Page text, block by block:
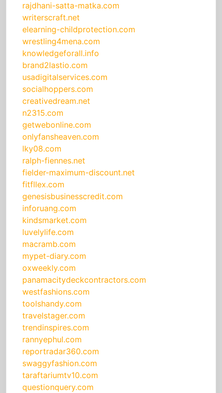
rajdhani-satta-matka.com
writerscraft.net
elearning-childprotection.com
wrestling4mena.com
knowledgeforall.info
brand2lastio.com
usadigitalservices.com
socialhoppers.com
creativedream.net
n2315.com
getwebonline.com
onlyfansheaven.com
lky08.com
ralph-fiennes.net
fielder-maximum-discount.net
fitfllex.com
genesisbusinesscredit.com
inforuang.com
kindsmarket.com
luvelylife.com
macramb.com
mypet-diary.com
oxweekly.com
panamacitydeckcontractors.com
westfashions.com
toolshandy.com
travelstager.com
trendinspires.com
rannyephul.com
reportradar360.com
swaggyfashion.com
taraftariumtv10.com
questionquery.com